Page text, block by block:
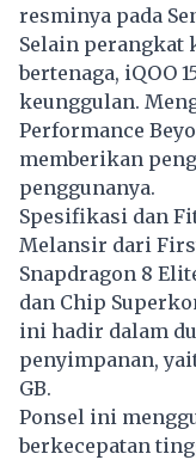
resminya pada
Selain perangkat
bertenaga, iQOO
keunggulan.
Performance
memberikan
penggunanya.
Spesifikasi dan
Melansir dari
Snapdragon 8
dan Chip
ini hadir dalam
penyimpanan,
GB.
Ponsel ini
berkecepatan